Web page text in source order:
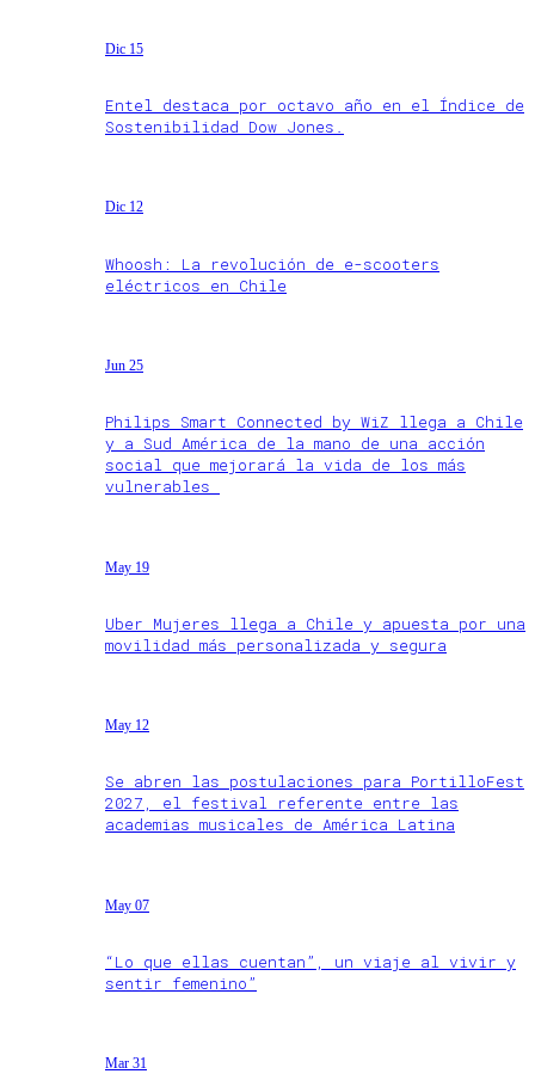
Dic 15
Entel destaca por octavo año en el Índice de
Sostenibilidad Dow Jones.
Dic 12
Whoosh: La revolución de e-scooters
eléctricos en Chile
Jun 25
Philips Smart Connected by WiZ llega a Chile
y a Sud América de la mano de una acción
social que mejorará la vida de los más
vulnerables
May 19
Uber Mujeres llega a Chile y apuesta por una
movilidad más personalizada y segura
May 12
Se abren las postulaciones para PortilloFest
2027, el festival referente entre las
academias musicales de América Latina
May 07
“Lo que ellas cuentan”, un viaje al vivir y
sentir femenino”
Mar 31